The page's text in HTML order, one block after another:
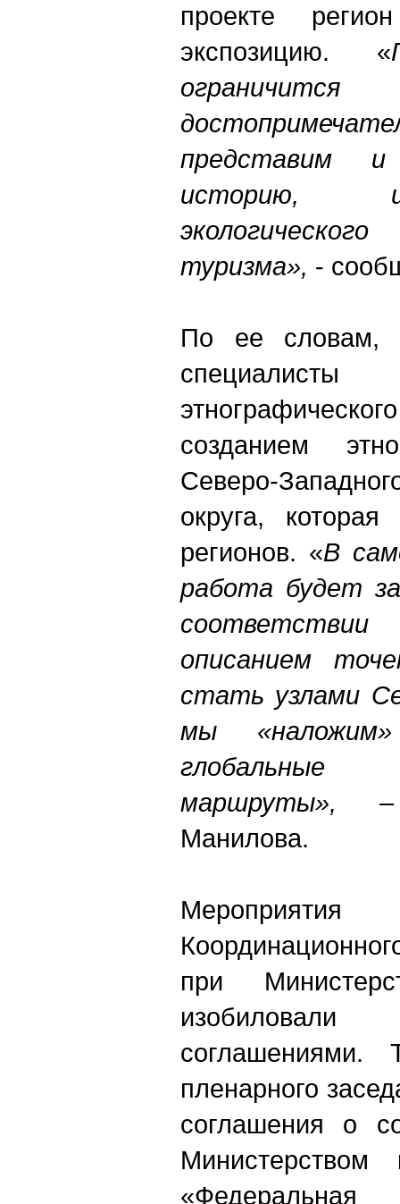
проекте
экспозицию. «
представим и
историю,
туризма», -
По ее словам,
созданием
Северо-
округа,
регионов. «В
работа будет
описанием
стать узлами
мы
глобальные
маршруты», –
Манилова.
при
пленарного
соглашения о